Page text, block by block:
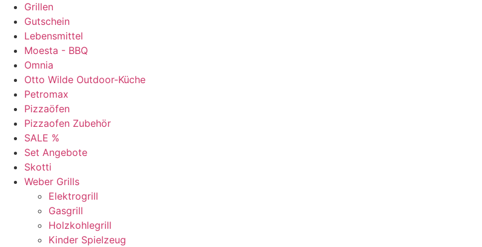
Grillen
Gutschein
Lebensmittel
Moesta - BBQ
Omnia
Otto Wilde Outdoor-Küche
Petromax
Pizzaöfen
Pizzaofen Zubehör
SALE %
Set Angebote
Skotti
Weber Grills
Elektrogrill
Gasgrill
Holzkohlegrill
Kinder Spielzeug